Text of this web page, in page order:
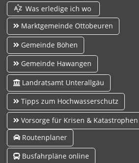
Was erledige ich wo
Marktgemeinde Ottobeuren
Gemeinde Böhen
Gemeinde Hawangen
Landratsamt Unterallgäu
Tipps zum Hochwasserschutz
Vorsorge für Krisen & Katastrophen
Routenplaner
Busfahrpläne online